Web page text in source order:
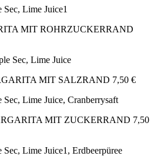
Lime Juice1
MIT ROHRZUCKERRAND
Sec, Lime Juice
MIT SALZRAND 7,50 €
Lime Juice, Cranberrysaft
MIT ZUCKERRAND 7,50
Lime Juice1, Erdbeerpüree